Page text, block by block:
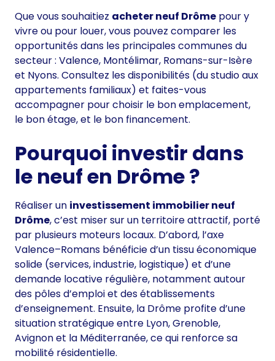
Que vous souhaitiez acheter neuf Drôme pour y
vivre ou pour louer, vous pouvez comparer les
opportunités dans les principales communes du
secteur : Valence, Montélimar, Romans-sur-Isère
et Nyons. Consultez les disponibilités (du studio aux
appartements familiaux) et faites-vous
accompagner pour choisir le bon emplacement,
le bon étage, et le bon financement.
Pourquoi investir dans
le neuf en Drôme ?
Réaliser un investissement immobilier neuf
Drôme, c’est miser sur un territoire attractif, porté
par plusieurs moteurs locaux. D’abord, l’axe
Valence–Romans bénéficie d’un tissu économique
solide (services, industrie, logistique) et d’une
demande locative régulière, notamment autour
des pôles d’emploi et des établissements
d’enseignement. Ensuite, la Drôme profite d’une
situation stratégique entre Lyon, Grenoble,
Avignon et la Méditerranée, ce qui renforce sa
mobilité résidentielle.